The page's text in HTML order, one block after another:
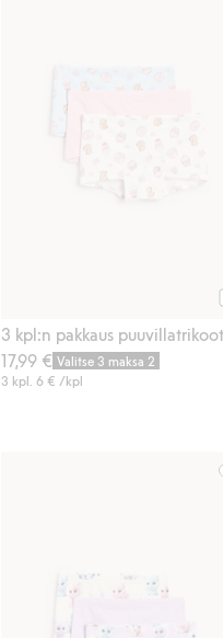
17,99 € Valitse 3 maksa 2
3 kpl. 6 € /kpl